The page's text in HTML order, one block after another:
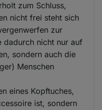
zum Schluss,
nicht frei steht sich
zur
dadurch nicht nur auf
sondern auch die
Menschen
eines Kopftuches,
ist, sondern